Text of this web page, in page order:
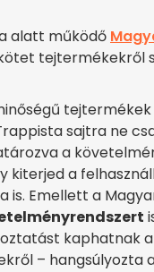
alatt működő
tejtermékekről
sajtra ne
a
kiterjed a
Emellett a
kaphatnak
– hangsúlyozta